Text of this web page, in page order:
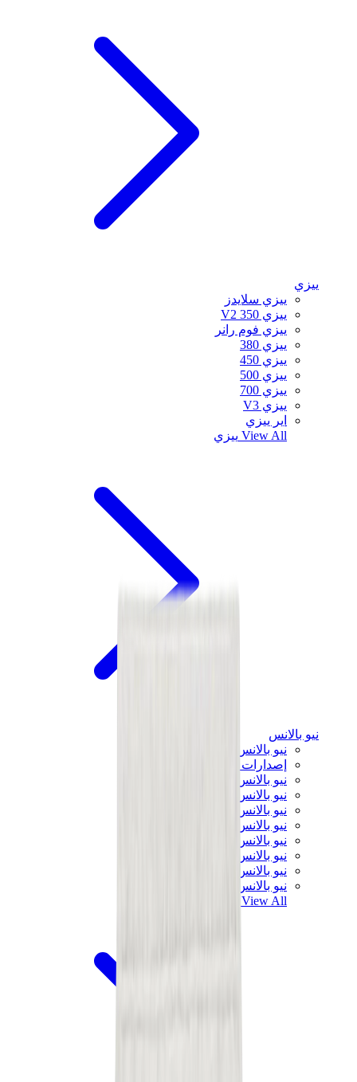
ييزي
ييزي سلايدز
ييزي 350 V2
ييزي فوم رانر
ييزي 380
ييزي 450
ييزي 500
ييزي 700
ييزي V3
اير ييزي
View All ييزي
نيو بالانس
نيو بالانس الأكثر مبيعاً
إصدارات نيو بالانس الجديدة
نيو بالانس 550
نيو بالانس 2002R
نيو بالانس 9060
نيو بالانس 1906D
نيو بالانس 530
نيو بالانس 990
نيو بالانس 650R
نيو بالانس 993
View All